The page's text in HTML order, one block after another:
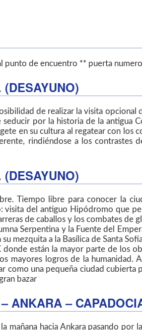
punto de encuentro ** puerta
de realizar la visita
por la historia de la antigua
en su cultura al regatear con
rindiéndose a los contrastes
Tiempo libre para conocer la
visita del antiguo Hipódromo que
de caballos y los combates
Serpentina y la Fuente del
mezquita a la Basílica de Santa
donde están la mayor parte de los
mayores logros de la humanidad.
como una pequeña ciudad
bazar
ANKARA –
mañana hacia Ankara pasando